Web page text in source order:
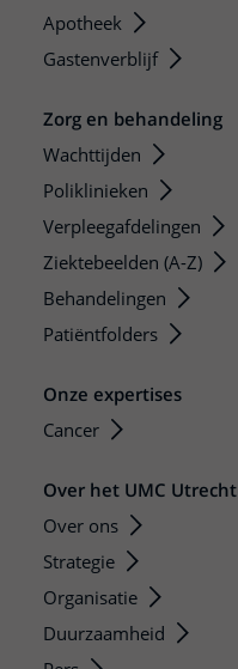
Apotheek
Gastenverblijf
Zorg en behandeling
Wachttijden
Poliklinieken
Verpleegafdelingen
Ziektebeelden (A-Z)
Behandelingen
Patiëntfolders
Onze expertises
Cancer
Over het UMC Utrecht
Over ons
Strategie
Organisatie
Duurzaamheid